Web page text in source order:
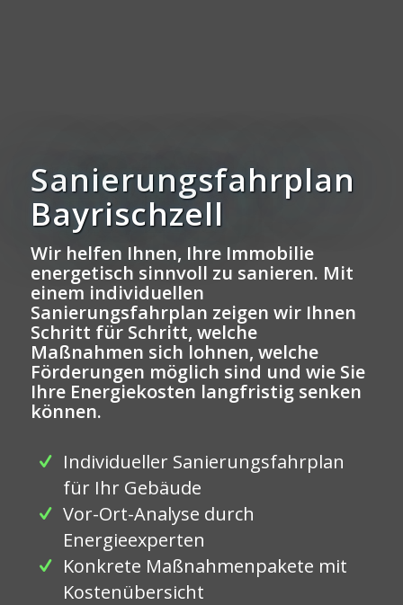
Sanierungsfahrplan
Bayrischzell
Wir helfen Ihnen, Ihre Immobilie
energetisch sinnvoll zu sanieren. Mit
einem individuellen
Sanierungsfahrplan zeigen wir Ihnen
Schritt für Schritt, welche
Maßnahmen sich lohnen, welche
Förderungen möglich sind und wie Sie
Ihre Energiekosten langfristig senken
können.
Individueller Sanierungsfahrplan
für Ihr Gebäude
Vor-Ort-Analyse durch
Energieexperten
Konkrete Maßnahmenpakete mit
Kostenübersicht